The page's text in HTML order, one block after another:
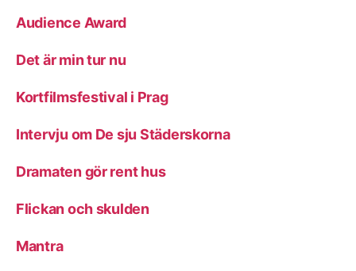
Audience Award
Det är min tur nu
Kortfilmsfestival i Prag
Intervju om De sju Städerskorna
Dramaten gör rent hus
Flickan och skulden
Mantra